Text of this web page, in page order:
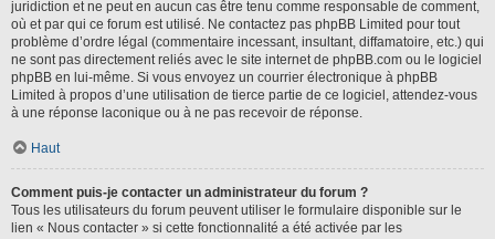
juridiction et ne peut en aucun cas être tenu comme responsable de comment,
où et par qui ce forum est utilisé. Ne contactez pas phpBB Limited pour tout
problème d’ordre légal (commentaire incessant, insultant, diffamatoire, etc.) qui
ne sont pas directement reliés avec le site internet de phpBB.com ou le logiciel
phpBB en lui-même. Si vous envoyez un courrier électronique à phpBB
Limited à propos d’une utilisation de tierce partie de ce logiciel, attendez-vous
à une réponse laconique ou à ne pas recevoir de réponse.
Haut
Comment puis-je contacter un administrateur du forum ?
Tous les utilisateurs du forum peuvent utiliser le formulaire disponible sur le
lien « Nous contacter » si cette fonctionnalité a été activée par les